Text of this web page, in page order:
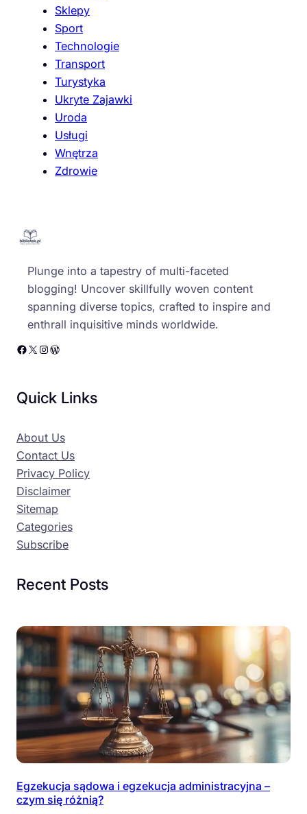
Sklepy
Sport
Technologie
Transport
Turystyka
Ukryte Zajawki
Uroda
Usługi
Wnętrza
Zdrowie
Plunge into a tapestry of multi-faceted
blogging! Uncover skillfully woven content
spanning diverse topics, crafted to inspire and
enthrall inquisitive minds worldwide.
Facebook X Instagram WordPress
Quick Links
About Us
Contact Us
Privacy Policy
Disclaimer
Sitemap
Categories
Subscribe
Recent Posts
Egzekucja sądowa i egzekucja administracyjna –
czym się różnią?